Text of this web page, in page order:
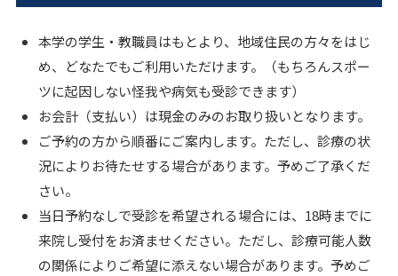
本学の学生・教職員はもとより、地域住民の方々をはじ
め、どなたでもご利用いただけます。（もちろんスポー
ツに起因しない怪我や病気も受診できます）
お会計（支払い）は現金のみのお取り扱いとなります。
ご予約の方から順番にご案内します。ただし、診療の状
況によりお待たせする場合があります。予めご了承くだ
さい。
当日予約なしで受診を希望される場合には、18時までに
来院し受付をお済ませください。ただし、診療可能人数
の関係によりご希望に添えない場合があります。予めご